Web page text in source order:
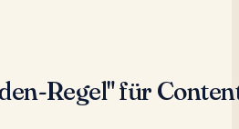
Regel" für